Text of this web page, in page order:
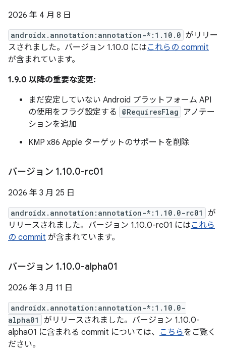
2026 年 4 月 8 日
androidx.annotation:annotation-*:1.10.0 がリリー
スされました。バージョン 1.10.0 にはこれらの commit
が含まれています。
1.9.0 以降の重要な変更:
まだ安定していない Android プラットフォーム API
の使用をフラグ設定する
@RequiresFlag アノテー
ションを追加
KMP x86 Apple ターゲットのサポートを削除
バージョン 1.10.0-rc01
2026 年 3 月 25 日
androidx.annotation:annotation-*:1.10.0-rc01
が
リリースされました。バージョン 1.10.0-rc01 にはこれら
の commit が含まれています。
バージョン 1.10.0-alpha01
2026 年 3 月 11 日
androidx.annotation:annotation-*:1.10.0-
alpha01
がリリースされました。バージョン 1.10.0-
alpha01 に含まれる commit については、 こちらをご覧く
ださい。